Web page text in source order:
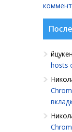
йцукен
hosts